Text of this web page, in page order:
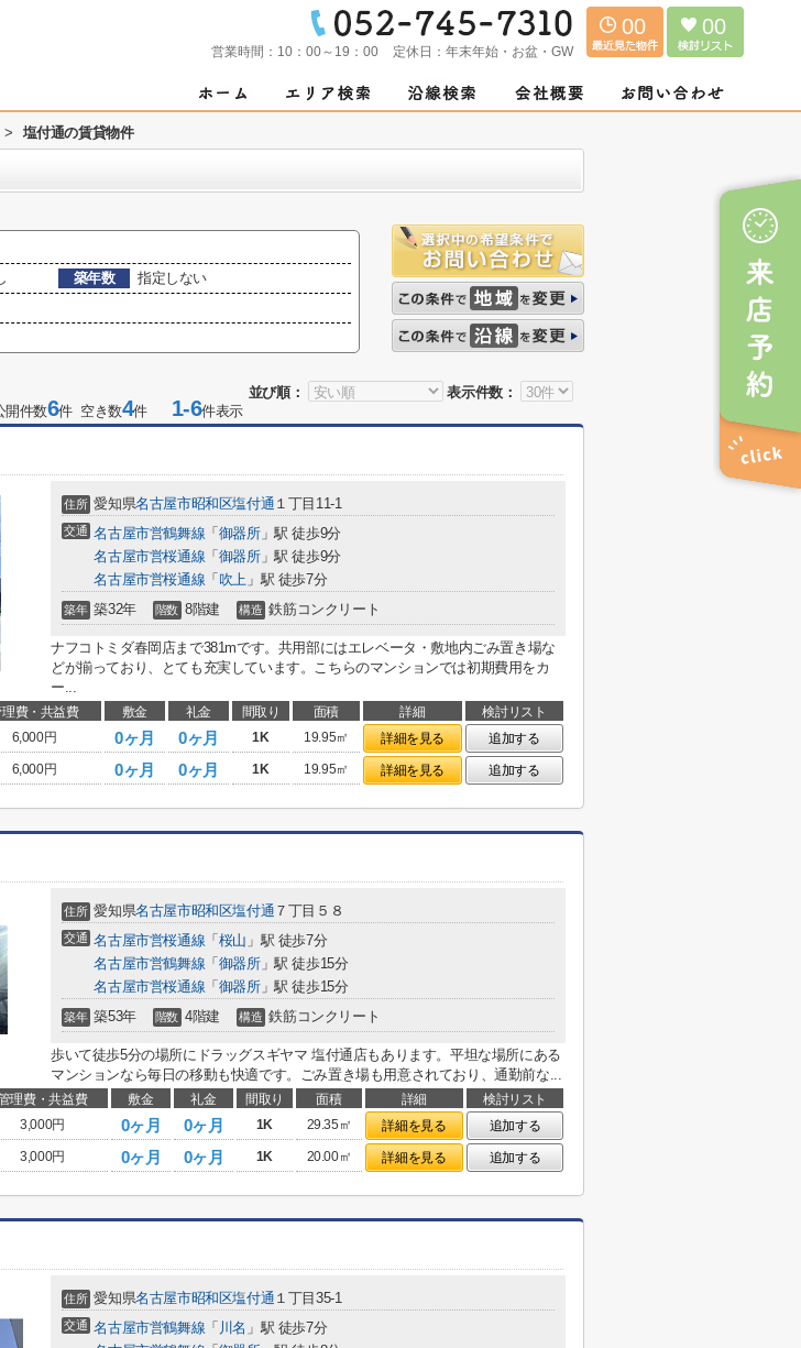
営業時間： 10：00～19：00 定休日： 年末年始・お盆・GW
00 00
> 塩付通の賃貸物件
築年数
指定しない
並び順： 表示件数：
開件数6件 空き数4件 1-6件表示
住所 愛知県名古屋市昭和区塩付通 １丁目11-1
交通 名古屋市営鶴舞線 「 御器所」駅 徒歩9分
名古屋市営桜通線 「 御器所」駅 徒歩9分
名古屋市営桜通線 「 吹上 」駅 徒歩7分
築年 築32年 階数 8階建 構造 鉄筋コンクリート
ナフコトミダ春岡店まで381mです。共用部にはエレベータ・敷地内ごみ置き場な
どが揃っており、とても充実しています。こちらのマンションでは初期費用をカ
ー...
費・共益費 敷金 礼金 間取り 面積 詳細
検討リスト
6,000円 0ヶ月 0ヶ月 1K 19.95㎡ 詳細を見る
追加する
6,000円 0ヶ月 0ヶ月 1K 19.95㎡ 詳細を見る 追加する
住所 愛知県名古屋市昭和区塩付通 ７丁目５８
交通 名古屋市営桜通線 「 桜山 」駅 徒歩7分
名古屋市営鶴舞線 「 御器所」駅 徒歩15分
名古屋市営桜通線 「 御器所」駅 徒歩15分
築年 築53年 階数 4階建 構造 鉄筋コンクリート
歩いて徒歩5分の場所にドラッグスギヤマ 塩付通店もあります。平坦な場所にある
マンションなら毎日の移動も快適です。ごみ置き場も用意されており、通勤前な...
理費・共益費 敷金 礼金 間取り 面積 詳細
検討リスト
3,000円 0ヶ月 0ヶ月 1K 29.35㎡ 詳細を見る
追加する
3,000円 0ヶ月 0ヶ月 1K 20.00㎡ 詳細を見る 追加する
住所 愛知県名古屋市昭和区塩付通 １丁目35-1
交通 名古屋市営鶴舞線 「 川名 」駅 徒歩7分